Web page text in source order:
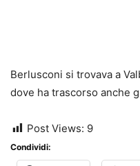
Berlusconi si trovava a
dove ha trascorso anche
Post Views: 9
Condividi: